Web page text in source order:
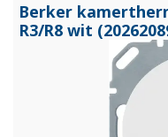
Berker
R3/R8 wit